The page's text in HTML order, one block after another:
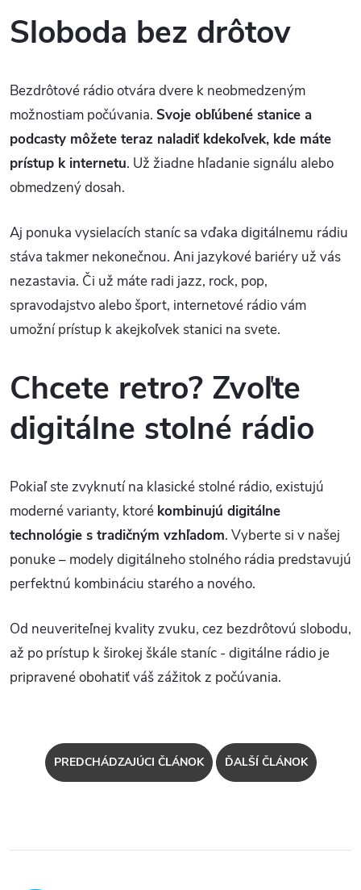
Sloboda bez drôtov
Bezdrôtové rádio otvára dvere k neobmedzeným
možnostiam počúvania. Svoje obľúbené stanice a
podcasty môžete teraz naladiť kdekoľvek, kde máte
prístup k internetu. Už žiadne hľadanie signálu alebo
obmedzený dosah.
Aj ponuka vysielacích staníc sa vďaka digitálnemu rádiu
stáva takmer nekonečnou. Ani jazykové bariéry už vás
nezastavia. Či už máte radi jazz, rock, pop,
spravodajstvo alebo šport, internetové rádio vám
umožní prístup k akejkoľvek stanici na svete.
Chcete retro? Zvoľte
digitálne stolné rádio
Pokiaľ ste zvyknutí na klasické stolné rádio, existujú
moderné varianty, ktoré kombinujú digitálne
technológie s tradičným vzhľadom. Vyberte si v našej
ponuke – modely digitálneho stolného rádia predstavujú
perfektnú kombináciu starého a nového.
Od neuveriteľnej kvality zvuku, cez bezdrôtovú slobodu,
až po prístup k širokej škále staníc - digitálne rádio je
pripravené obohatiť váš zážitok z počúvania.
PREDCHÁDZAJÚCI ČLÁNOK ĎALŠÍ ČLÁNOK